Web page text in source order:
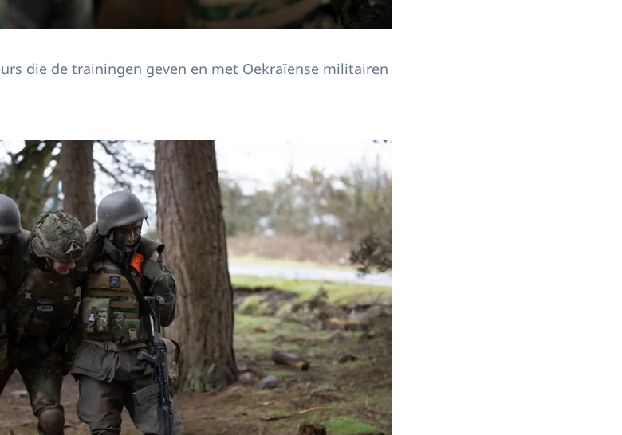
die de trainingen geven en met Oekraïense militairen
Koninkrijk